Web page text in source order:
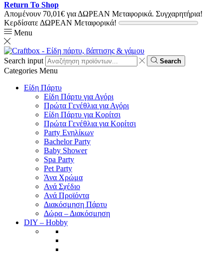
Return To Shop
Απομένουν 70,01€ για ΔΩΡΕΑΝ Μεταφορικά. Συγχαρητήρια!
Κερδίσατε ΔΩΡΕΑΝ Μεταφορικά!
Menu
Search input Search
Categories Menu
Είδη Πάρτυ
Είδη Πάρτυ για Αγόρι
Πρώτα Γενέθλια για Αγόρι
Είδη Πάρτυ για Κορίτσι
Πρώτα Γενέθλια για Κορίτσι
Party Ενηλίκων
Bachelor Party
Baby Shower
Spa Party
Pet Party
Άνα Χρώμα
Ανά Σχέδιο
Ανά Προϊόντα
Διακόσμηση Πάρτυ
Δώρα – Διακόσμηση
DIY – Hobby